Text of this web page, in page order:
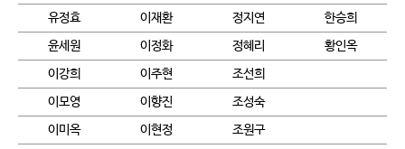
유정효
이재환 정지연
한승희
윤세원
이정화 정혜리
황인옥
이강희
이주현
조선희
이모영
이향진
조성숙
이미옥
이현정
조원구